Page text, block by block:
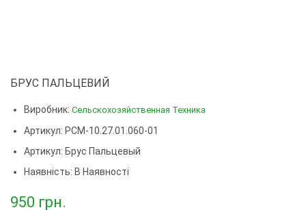
БРУС ПАЛЬЦЕВИЙ
Виробник: Сельскохозяйственная Техника
Артикул: РСМ-10.27.01.060-01
Артикул: Брус Пальцевый
Наявність: В Наявності
950 грн.